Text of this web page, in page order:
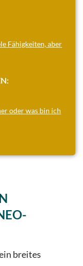
Fähigkeiten, aber
oder was bin ich
breites